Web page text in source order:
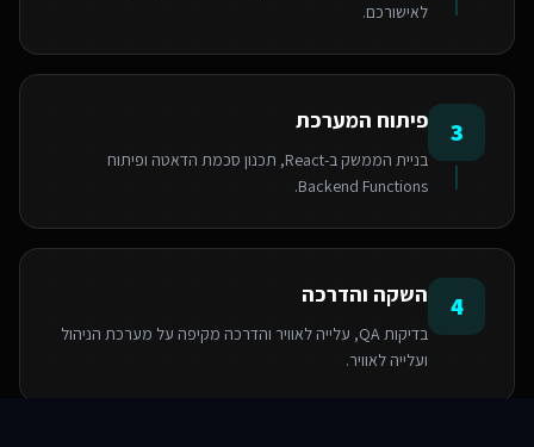
לאישורכם.
3 פיתוח המערכת
בניית הממשק ב-React, תכנון סכמת הדאטה ופיתוח
Backend Functions.
4 השקה והדרכה
בדיקות QA, עלייה לאוויר והדרכה מקיפה על מערכת הניהול
ועלייה לאוויר.